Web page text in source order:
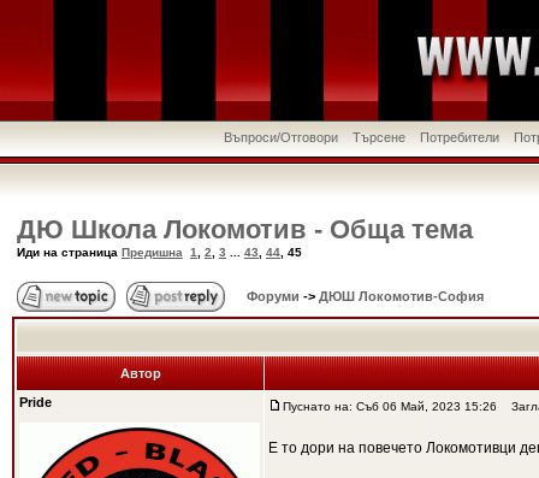
Въпроси/Отговори Търсене Потребители
ДЮ Школа Локомотив - Обща тема
Иди на страница Предишна 1 2 3 43 44 45
Форуми -> ДЮШ Локомотив-София
Автор
Pride
Пуснато на: Съб 06 Май, 2023 15:26
Е то дори на повечето Локомотивци